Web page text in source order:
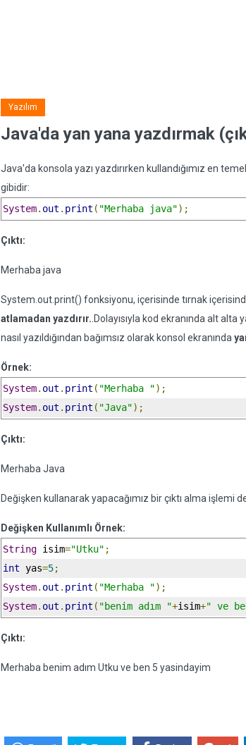
Yazılım
Java'da yan yana yazdırmak
Java'da konsola yazı yazdırırken kullandığımız en
gibidir:
System. out . print ( "Merhaba java");
Çıktı:
Merhaba java
System.out.print() fonksiyonu, içerisinde tırnak
atlamadan yazdırır. .Dolayısıyla kod ekranında alt
nasıl yazıldığından bağımsız olarak konsol ekranında
Örnek:
System. out . print ( "Merhaba ");
System. out . print ( "Java");
Çıktı:
Merhaba Java
Değişken kullanarak yapacağımız bir çıktı alma işlemi
Değişken Kullanımlı Örnek:
String isim="Utku" ;
int yas=5;
System. out . print ( "Merhaba ");
System. out . print ( "benim adım "+isim+" ve
Çıktı:
Merhaba benim adım Utku ve ben 5 yasindayim